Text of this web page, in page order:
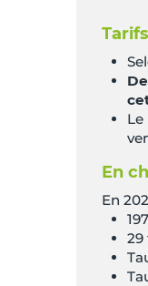
En
En
29